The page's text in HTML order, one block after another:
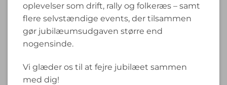
oplevelser som drift, rally og folkeræs – samt
flere selvstændige events, der tilsammen
gør jubilæumsudgaven større end
nogensinde.
Vi glæder os til at fejre jubilæet sammen
med dig!